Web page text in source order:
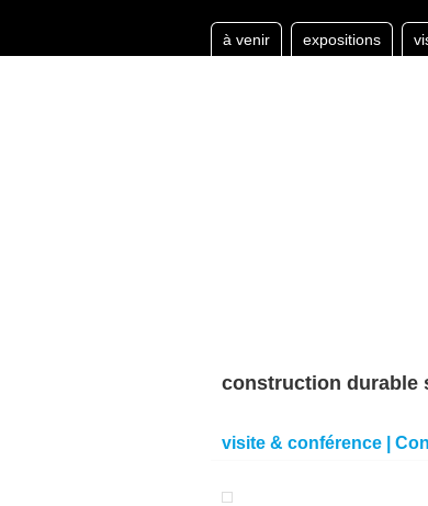
à venir expositions
construction durable
visite & conférence |